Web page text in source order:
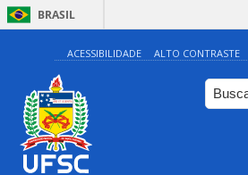
BRASIL
ACESSIBILIDADE ALTO CONTRASTE